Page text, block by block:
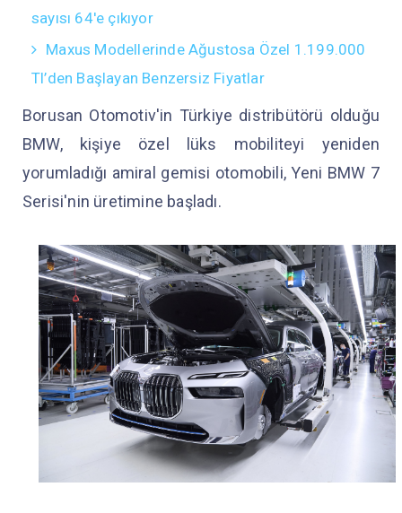
sayısı 64'e çıkıyor
Maxus Modellerinde Ağustosa Özel 1.199.000
Tl’den Başlayan Benzersiz Fiyatlar
Borusan Otomotiv'in Türkiye distribütörü olduğu
BMW, kişiye özel lüks mobiliteyi yeniden
yorumladığı amiral gemisi otomobili, Yeni BMW 7
Serisi'nin üretimine başladı.